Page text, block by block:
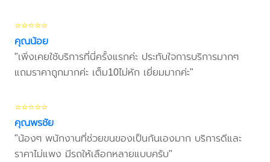
⭐⭐⭐⭐⭐
คุณน้อย
"เพิ่งเคยใช้บริการที่นี่ครั้งแรกค่ะ ประทับใจการบริการมากๆ
แถมราคาถูกมากค่ะ เต็ม10ไม่หัก เยี่ยมมากค่ะ"
⭐⭐⭐⭐⭐
คุณพรชัย
"น้องๆ พนักงานที่ช่วยขนของเป็นกันเองมาก บริการดีและ
ราคาไม่แพง มีรถให้เลือกหลายแบบครับ"